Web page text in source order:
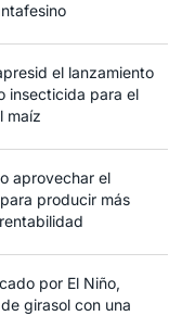
el lanzamiento
insecticida para el
maíz
aprovechar el
producir más
por El Niño,
girasol con una